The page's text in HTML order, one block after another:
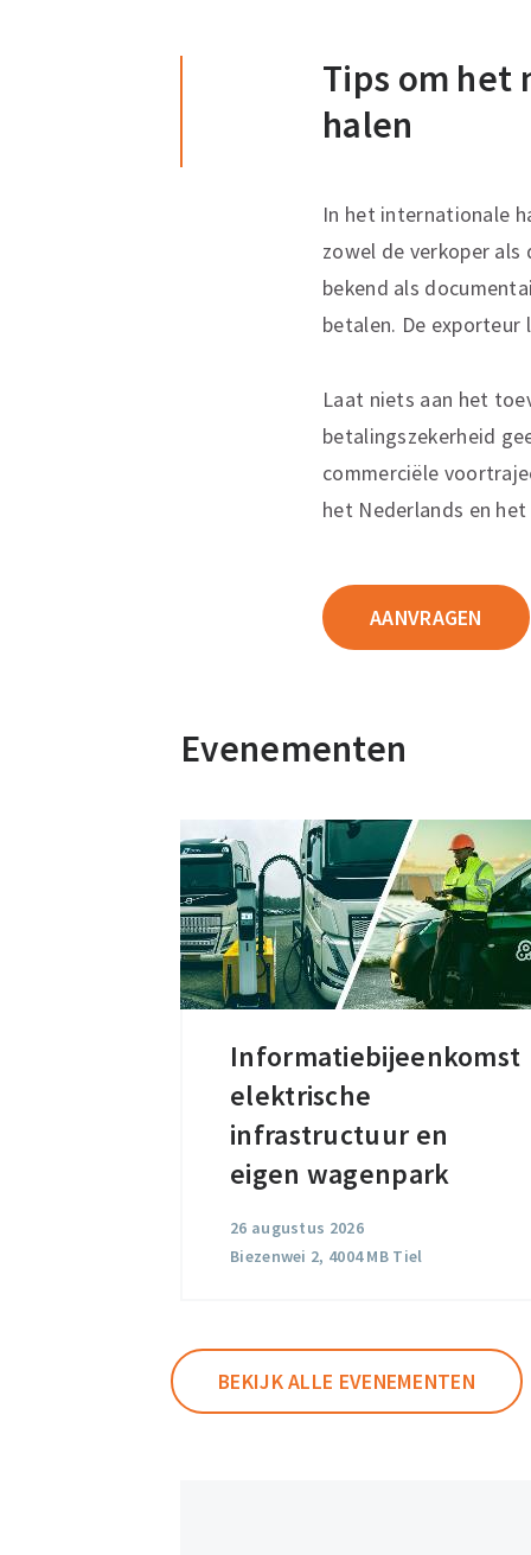
Tips om het
halen
In het internationale
zowel de verkoper als
bekend als
betalen. De
Laat niets aan het
betalingszekerheid
commerciële
het Nederlands en
AANVRAGEN
Evenementen
Informatiebijeenkomst
elektrische
infrastructuur en
eigen wagenpark
26 augustus 2026
Biezenwei 2, 4004 MB Tiel
Informatiebijeenkomst
elektrische
infrastructuur
en
wagenpark
BEKIJK ALLE EVENEMENTEN